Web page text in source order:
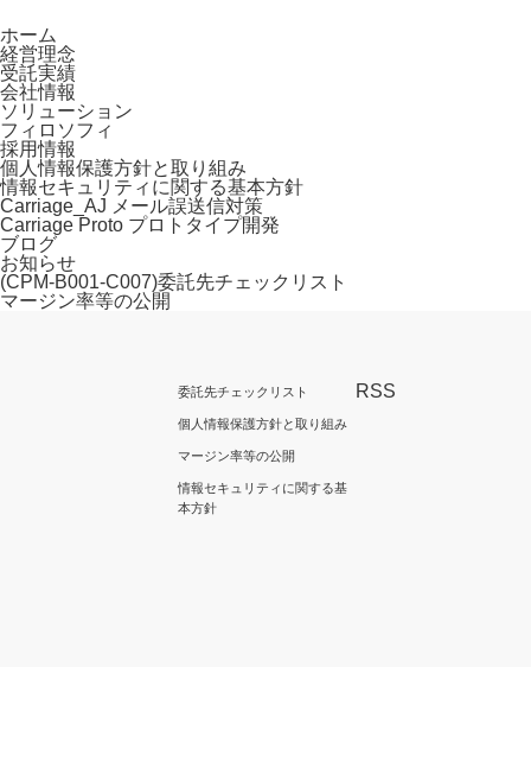
ホーム
経営理念
受託実績
会社情報
ソリューション
フィロソフィ
採用情報
個人情報保護方針と取り組み
情報セキュリティに関する基本方針
Carriage_AJ メール誤送信対策
Carriage Proto プロトタイプ開発
ブログ
お知らせ
(CPM-B001-C007)委託先チェックリスト
マージン率等の公開
委託先チェックリスト
個人情報保護方針と取り組み
マージン率等の公開
情報セキュリティに関する基
本方針
RSS